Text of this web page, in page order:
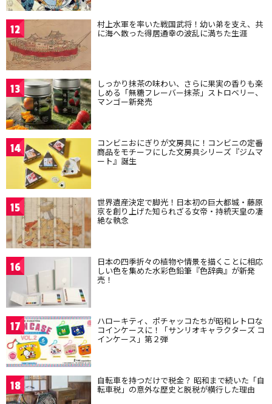
12 村上水軍を率いた戦国武将！幼い弟を支え、共
に海へ散った得居通幸の波乱に満ちた生涯
13 しっかり抹茶の味わい、さらに果実の香りも楽
しめる「無糖フレーバー抹茶」ストロベリー、
マンゴー新発売
14 コンビニおにぎりが文房具に！コンビニの定番
商品をモチーフにした文房具シリーズ『ジムマ
ート』誕生
15 世界遺産決定で脚光！日本初の巨大都城・藤原
京を創り上げた知られざる女帝・持統天皇の凄
絶な執念
16 日本の四季折々の植物や情景を描くことに相応
しい色を集めた水彩色鉛筆『色辞典』が新発
売！
17 ハローキティ、ポチャッコたちが昭和レトロな
コインケースに！「サンリオキャラクターズ コ
インケース」第２弾
18 自転車を持つだけで税金？ 昭和まで続いた「自
転車税」の意外な歴史と脱税が横行した理由